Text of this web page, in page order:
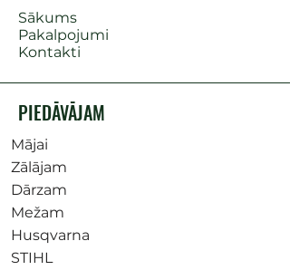
Sākums
Pakalpojumi
Kontakti
PIEDĀVĀJAM
Mājai
Zālājam
Dārzam
Mežam
Husqvarna
STIHL